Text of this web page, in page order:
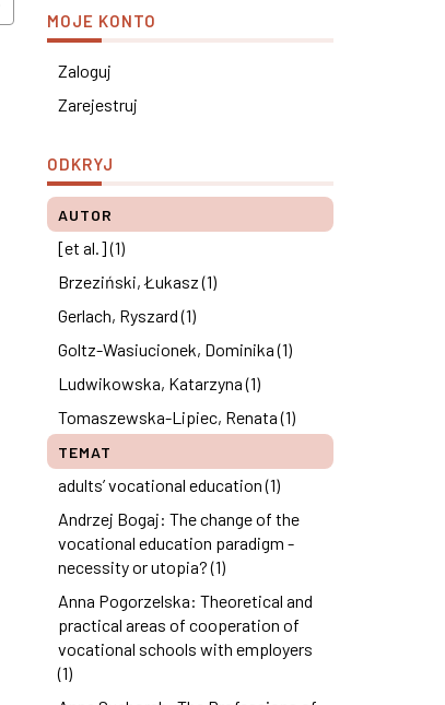
MOJE KONTO
Zaloguj
Zarejestruj
ODKRYJ
AUTOR
[et al.] (1)
Brzeziński, Łukasz (1)
Gerlach, Ryszard (1)
Goltz-Wasiucionek, Dominika (1)
Ludwikowska, Katarzyna (1)
Tomaszewska-Lipiec, Renata (1)
TEMAT
adults’ vocational education (1)
Andrzej Bogaj: The change of the
vocational education paradigm -
necessity or utopia? (1)
Anna Pogorzelska: Theoretical and
practical areas of cooperation of
vocational schools with employers
(1)